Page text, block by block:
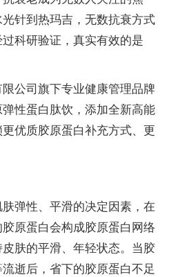
针到热玛吉，无数抗衰方式
科研验证，真实有效的是
公司旗下专业健康管理品牌
性蛋白肽饮，添加全新高能
优质胶原蛋白补充方式、更
弹性、平滑的决定因素，在
原蛋白会构成胶原蛋白网络
肤的平滑、年轻状态。当胶
逝后，省下的胶原蛋白不足